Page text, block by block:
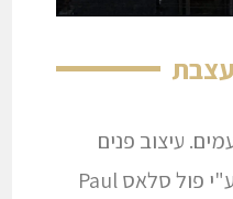
עיצוב פנים
העכשווי של המלון נעשה ע"י פול סלאס Paul